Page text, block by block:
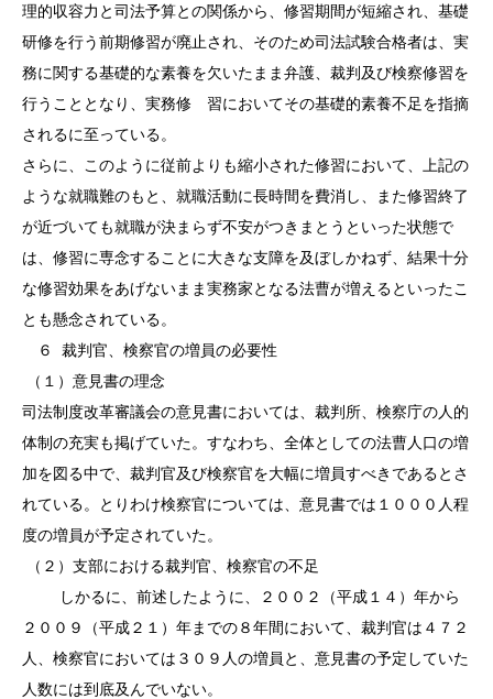
理的収容力と司法予算との関係から、修習期間が短縮され、基礎
研修を行う前期修習が廃止され、そのため司法試験合格者は、実
務に関する基礎的な素養を欠いたまま弁護、裁判及び検察修習を
行うこととなり、実務修 習においてその基礎的素養不足を指摘
されるに至っている。
さらに、このように従前よりも縮小された修習において、上記の
ような就職難のもと、就職活動に長時間を費消し、また修習終了
が近づいても就職が決まらず不安がつきまとうといった状態で
は、修習に専念することに大きな支障を及ぼしかねず、結果十分
な修習効果をあげないまま実務家となる法曹が増えるといったこ
とも懸念されている。
６
裁判官、検察官の増員の必要性
（１）意見書の理念
司法制度改革審議会の意見書においては、裁判所、検察庁の人的
体制の充実も掲げていた。すなわち、全体としての法曹人口の増
加を図る中で、裁判官及び検察官を大幅に増員すべきであるとさ
れている。とりわけ検察官については、意見書では１０００人程
度の増員が予定されていた。
（２）支部における裁判官、検察官の不足
しかるに、前述したように、２００２（平成１４）年から
２００９（平成２１）年までの８年間において、裁判官は４７２
人、検察官においては３０９人の増員と、意見書の予定していた
人数には到底及んでいない。